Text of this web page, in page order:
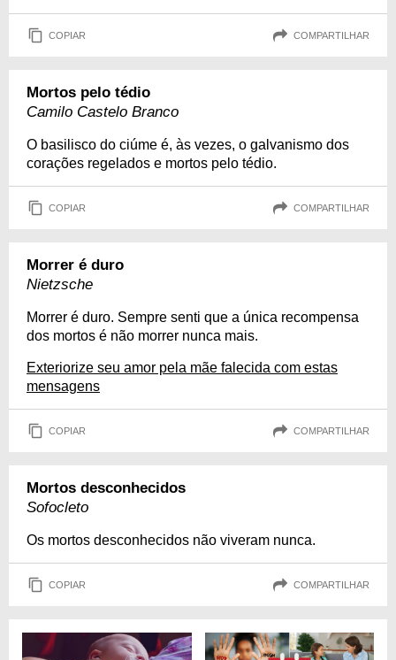
COPIAR COMPARTILHAR
Mortos pelo tédio
Camilo Castelo Branco
O basilisco do ciúme é, às vezes, o galvanismo dos
corações regelados e mortos pelo tédio.
COPIAR COMPARTILHAR
Morrer é duro
Nietzsche
Morrer é duro. Sempre senti que a única recompensa
dos mortos é não morrer nunca mais.
Exteriorize seu amor pela mãe falecida com estas
mensagens
COPIAR COMPARTILHAR
Mortos desconhecidos
Sofocleto
Os mortos desconhecidos não viveram nunca.
COPIAR COMPARTILHAR